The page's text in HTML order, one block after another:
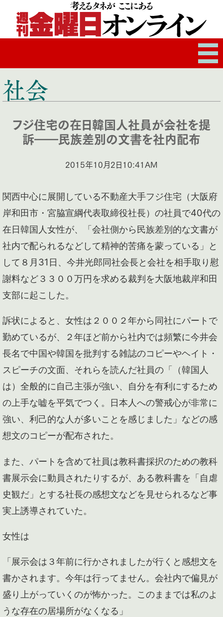
社会
フジ住宅の在日韓国人社員が会社を提
訴――民族差別の文書を社内配布
2015年10月2日10:41AM
関西中心に展開している不動産大手フジ住宅（大阪府
岸和田市・宮脇宣綱代表取締役社長）の社員で40代の
在日韓国人女性が、「会社側から民族差別的な文書が
社内で配られるなどして精神的苦痛を蒙っている」と
して８月31日、今井光郎同社会長と会社を相手取り慰
謝料など３３００万円を求める裁判を大阪地裁岸和田
支部に起こした。
訴状によると、女性は２００２年から同社にパートで
勤めているが、２年ほど前から社内では頻繁に今井会
長名で中国や韓国を批判する雑誌のコピーやヘイト・
スピーチの文面、それらを読んだ社員の「（韓国人
は）全般的に自己主張が強い、自分を有利にするため
の上手な嘘を平気でつく。日本人への警戒心が非常に
強い、利己的な人が多いことを感じました」などの感
想文のコピーが配布された。
また、パートを含めて社員は教科書採択のための教科
書展示会に動員されたりするが、ある教科書を「自虐
史観だ」とする社長の感想文などを見せられるなど事
実上誘導されていた。
女性は
「展示会は３年前に行かされましたが行くと感想文を
書かされます。今年は行ってません。会社内で偏見が
盛り上がっていくのが怖かった。このままでは私のよ
うな存在の居場所がなくなる」